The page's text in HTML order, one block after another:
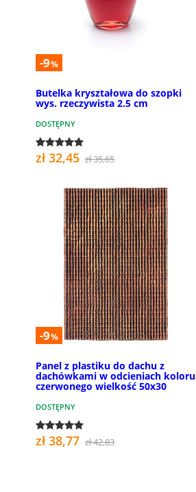
-9%
Butelka kryształowa do szopki
wys. rzeczywista 2.5 cm
DOSTĘPNY
zł 32,45 zł 35,65
-9%
Panel z plastiku do dachu z
dachówkami w odcieniach koloru
czerwonego wielkość 50x30
DOSTĘPNY
zł 38,77 zł 42,83